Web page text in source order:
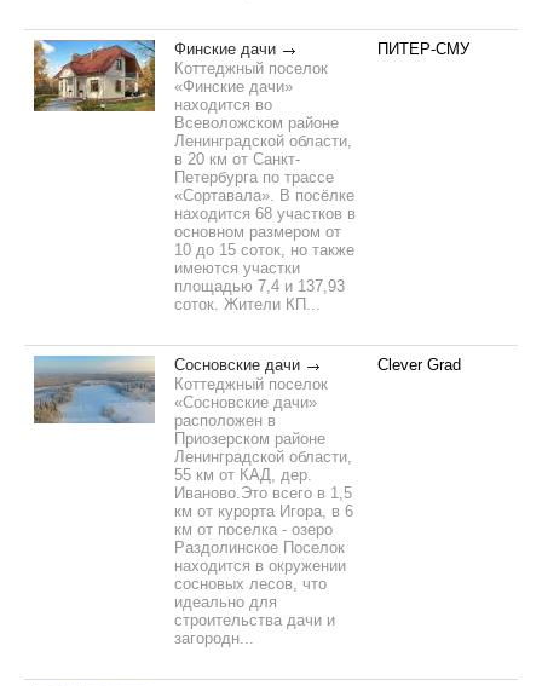
Финские дачи
Коттеджный поселок
«Финские дачи»
находится во
Всеволожском районе
Ленинградской области,
в 20 км от Санкт-
Петербурга по трассе
«Сортавала». В посёлке
находится 68 участков в
основном размером от
10 до 15 соток, но также
имеются участки
площадью 7,4 и 137,93
соток. Жители КП...
ПИТЕР-СМУ
Сосновские дачи
Коттеджный поселок
«Сосновские дачи»
расположен в
Приозерском районе
Ленинградской области,
55 км от КАД, дер.
Иваново.Это всего в 1,5
км от курорта Игора, в 6
км от поселка - озеро
Раздолинское Поселок
находится в окружении
сосновых лесов, что
идеально для
строительства дачи и
загородн...
Clever Grad